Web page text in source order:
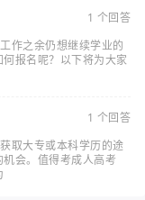
1 个回答
作之余仍想继续学业的
报名呢？以下将为大家
1 个回答
取大专或本科学历的途
会。值得考成人高考